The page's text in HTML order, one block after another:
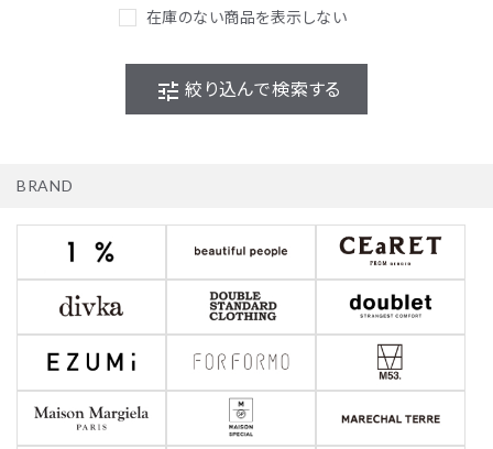
在庫のない商品を表示しない
tune 絞り込んで検索する
BRAND